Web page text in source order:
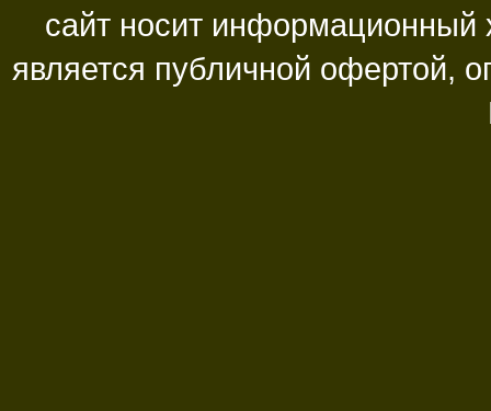
сайт носит информационный
является публичной офертой,